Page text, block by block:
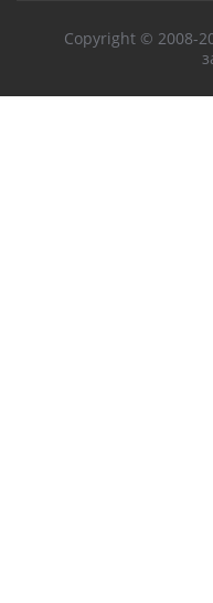
Copyright © 2008-